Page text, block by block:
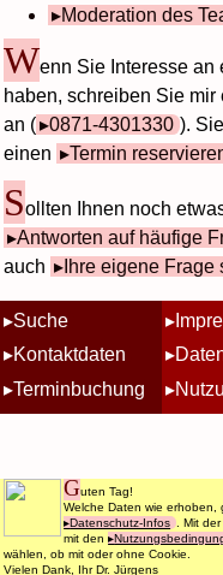
Moderation des
Wenn Sie Interesse an
haben, schreiben Sie mir
an (
0871-4301330 ).
einen
Termin
Sollten Ihnen noch
Antworten auf häufige
auch
Ihre eigene Frage
Suche
Kontaktdaten
Terminbuchung
Guten Tag!
Welche Daten wie erhoben,
Datenschutz-Infos . Mit
mit den
wählen, ob mit oder ohne Cookie.
Vielen Dank, Ihr Dr. Jürgens